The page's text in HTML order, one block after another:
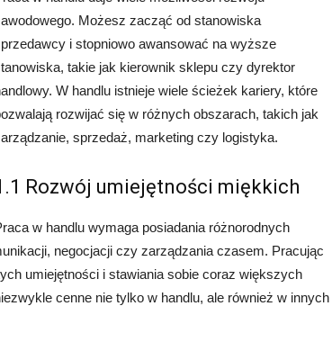
Możesz zacząć od stanowiska
i stopniowo awansować na wyższe
takie jak kierownik sklepu czy dyrektor
W handlu istnieje wiele ścieżek kariery, które
rozwijać się w różnych obszarach, takich jak
sprzedaż, marketing czy logistyka.
Rozwój umiejętności miękkich
w handlu wymaga posiadania różnorodnych
negocjacji czy zarządzania czasem. Pracując
umiejętności i stawiania sobie coraz większych
cenne nie tylko w handlu, ale również w innych